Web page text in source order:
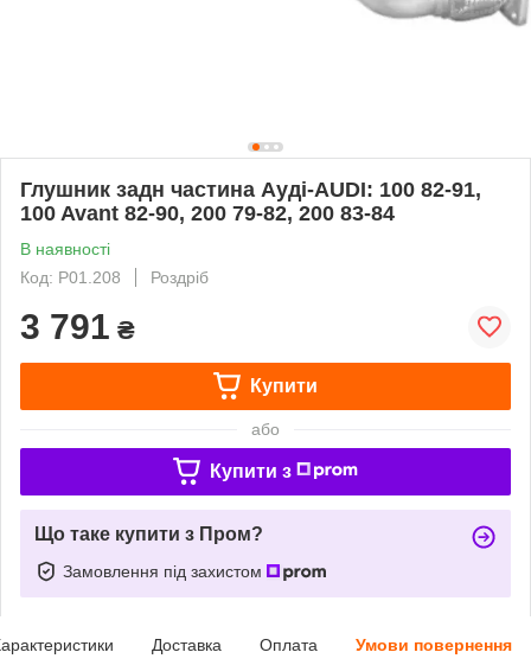
Глушник задн частина Ауді-AUDI: 100 82-91,
100 Avant 82-90, 200 79-82, 200 83-84
В наявності
Код: P01.208
Роздріб
3 791 ₴
Купити
або
Купити з
Що таке купити з Пром?
Замовлення під захистом
Доставка Оплата Умови повернення